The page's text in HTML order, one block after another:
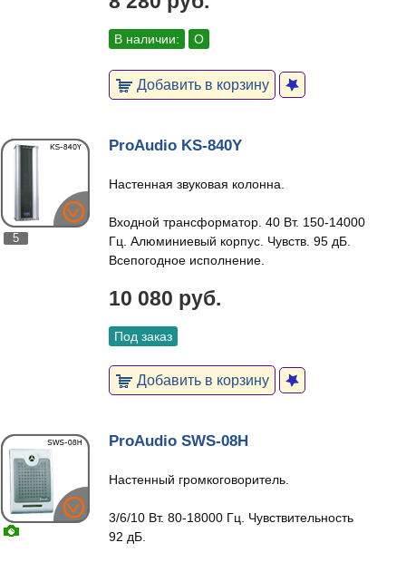
В наличии: О
Добавить в корзину
5
ProAudio KS-840Y
Настенная звуковая колонна.
Входной трансформатор. 40 Вт. 150-14000
Гц. Алюминиевый корпус. Чувств. 95 дБ.
Всепогодное исполнение.
10 080 руб.
Под заказ
Добавить в корзину
ProAudio SWS-08H
Настенный громкоговоритель.
3/6/10 Вт. 80-18000 Гц. Чувствительность
92 дБ.